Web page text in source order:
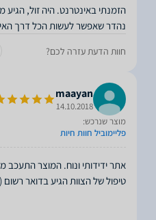
הזמנתי באינטרנט. היה זול, הגיע
נהדר שאפשר לעשות הכל דרך
חוות הדעת עזרה לכם?
maayan
14.10.2018
מוצר שנרכש:
פליימוביל חוות חיות
אתר ידידותי ונוח. המוצר
טיפול של הצוות הגיע בדואר רשום